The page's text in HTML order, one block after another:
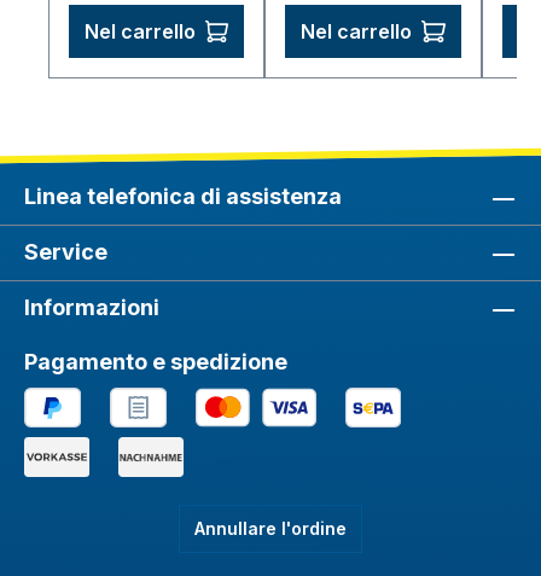
Nel carrello Nel carrello
Linea telefonica di assistenza
Service
Informazioni
Pagamento e spedizione
Annullare l'ordine